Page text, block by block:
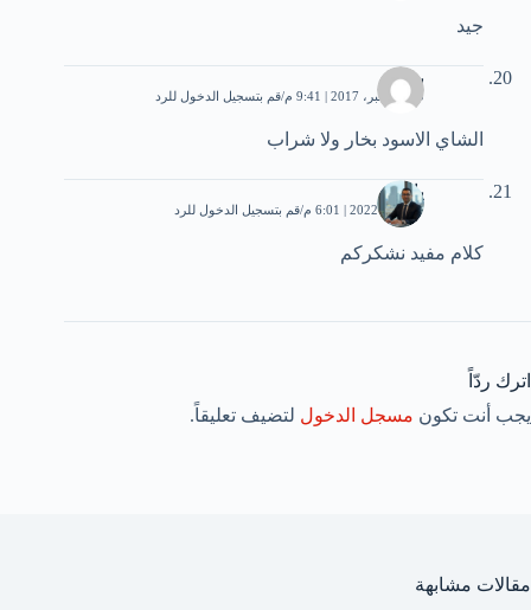
جيد
بهيج
30 ديسمبر، 2017 | 9:41 م قم بتسجيل الدخول للرد
الشاي الاسود بخار ولا شراب
ياسين
7 أبريل، 2022 | 6:01 م قم بتسجيل الدخول للرد
كلام مفيد نشكركم
اترك ردّاً
يجب أنت تكون مسجل الدخول لتضيف تعليقاً.
مقالات مشابهة